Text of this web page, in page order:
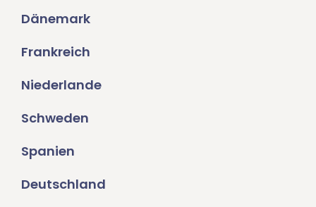
Dänemark
Frankreich
Niederlande
Schweden
Spanien
Deutschland